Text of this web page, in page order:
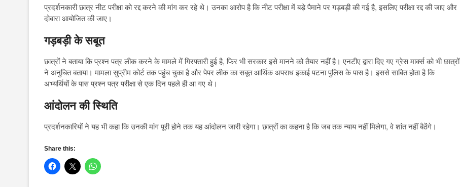
प्रदर्शनकारी छात्र नीट परीक्षा को रद्द करने की मांग कर रहे थे। उनका आरोप है कि नीट परीक्षा में बड़े पैमाने पर गड़बड़ी की गई है, इसलिए परीक्षा रद्द की जाए और
दोबारा आयोजित की जाए।
गड़बड़ी के सबूत
छात्रों ने बताया कि प्रश्न पत्र लीक करने के मामले में गिरफ्तारी हुई है, फिर भी सरकार इसे मानने को तैयार नहीं है। एनटीए द्वारा दिए गए ग्रेस मार्क्स को भी छात्रों
ने अनुचित बताया। मामला सुप्रीम कोर्ट तक पहुंच चुका है और पेपर लीक का सबूत आर्थिक अपराध इकाई पटना पुलिस के पास है। इससे साबित होता है कि
अभ्यर्थियों के पास प्रश्न पत्र परीक्षा से एक दिन पहले ही आ गए थे।
आंदोलन की स्थिति
प्रदर्शनकारियों ने यह भी कहा कि उनकी मांग पूरी होने तक यह आंदोलन जारी रहेगा। छात्रों का कहना है कि जब तक न्याय नहीं मिलेगा, वे शांत नहीं बैठेंगे।
Share this: